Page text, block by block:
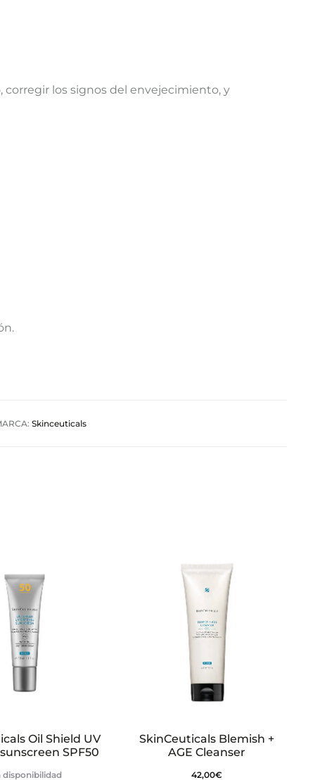
los signos del envejecimiento, y
Skinceuticals
Oil Shield UV
SPF50
disponibilidad
SkinCeuticals Blemish +
AGE Cleanser
42,00€